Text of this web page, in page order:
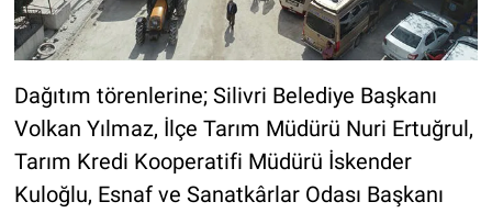
Dağıtım törenlerine; Silivri Belediye Başkanı
Volkan Yılmaz, İlçe Tarım Müdürü Nuri Ertuğrul,
Tarım Kredi Kooperatifi Müdürü İskender
Kuloğlu, Esnaf ve Sanatkârlar Odası Başkanı